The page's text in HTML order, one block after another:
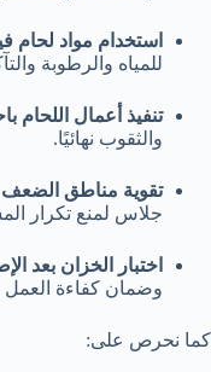
استخدام مواد لحام
للمياه والرطوبة
تنفيذ أعمال اللحام
والثقوب نهائيًا.
تقوية مناطق
جلاس لمنع تكرار
اختبار الخزان بعد
وضمان كفاءة العمل
كما نحرص على: